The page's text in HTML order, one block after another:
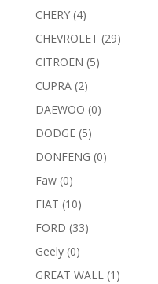
CHERY (4)
CHEVROLET (29)
CITROEN (5)
CUPRA (2)
DAEWOO (0)
DODGE (5)
DONFENG (0)
Faw (0)
FIAT (10)
FORD (33)
Geely (0)
GREAT WALL (1)